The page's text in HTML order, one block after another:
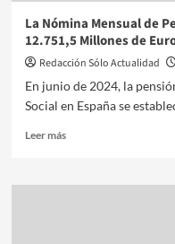
La Nómina Mensual de
12.751,5 Millones de
Redacción Sólo Actualidad
En junio de 2024, la
Social en España se
Leer más